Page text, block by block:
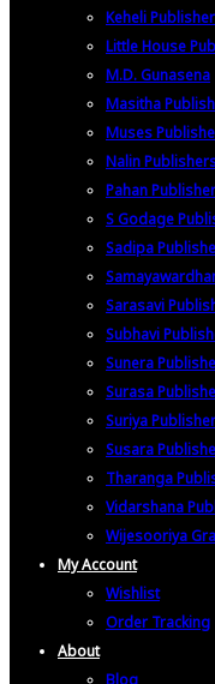
Keheli
Little House
M.D. Gunasena
Masitha
Muses
Nalin
Pahan
S Godage
Sadipa
Sarasavi
Subhavi
Sunera
Surasa
Suriya
Susara
Tharanga
Vidarshana
Wijesooriya
My Account
Wishlist
Order Tracking
About
Blog